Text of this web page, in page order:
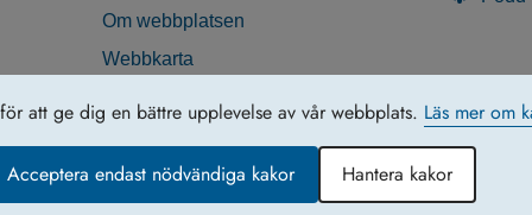
att ge dig en bättre upplevelse av vår webbplats. Läs mer om
Acceptera endast nödvändiga kakor Hantera kakor
Om webbplatsen
Webbkarta